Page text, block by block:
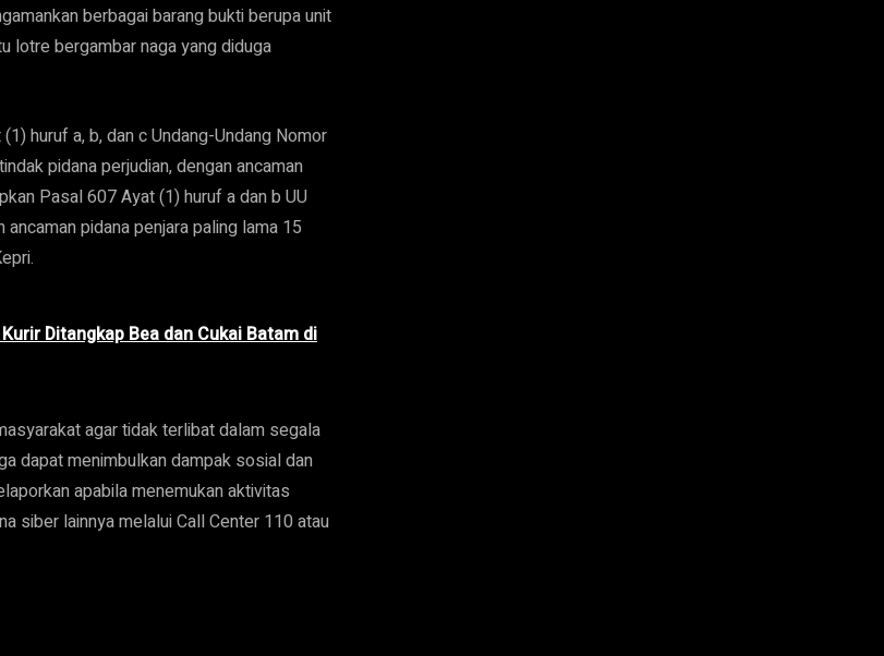
berbagai barang bukti berupa unit
lotre bergambar naga yang diduga
huruf a, b, dan c Undang-Undang Nomor
pidana perjudian, dengan ancaman
Pasal 607 Ayat (1) huruf a dan b UU
pidana penjara paling lama 15
Ditangkap Bea dan Cukai Batam di
agar tidak terlibat dalam segala
dapat menimbulkan dampak sosial dan
apabila menemukan aktivitas
siber lainnya melalui Call Center 110 atau